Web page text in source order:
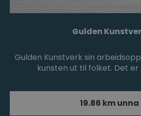
Gulden
Gulden Kunstverk sin
kunsten ut til folket. Det
19.86 km unna